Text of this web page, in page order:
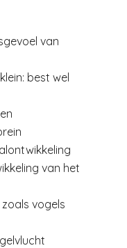
van
best wel
van het
vogels